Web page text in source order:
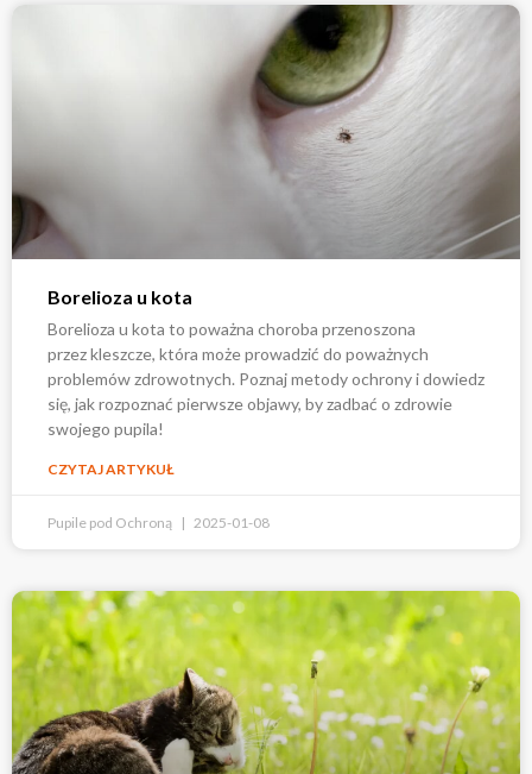
Borelioza u kota
Borelioza u kota to poważna choroba przenoszona
przez kleszcze, która może prowadzić do poważnych
problemów zdrowotnych. Poznaj metody ochrony i dowiedz
się, jak rozpoznać pierwsze objawy, by zadbać o zdrowie
swojego pupila!
CZYTAJ ARTYKUŁ
Pupile pod Ochroną 2025-01-08